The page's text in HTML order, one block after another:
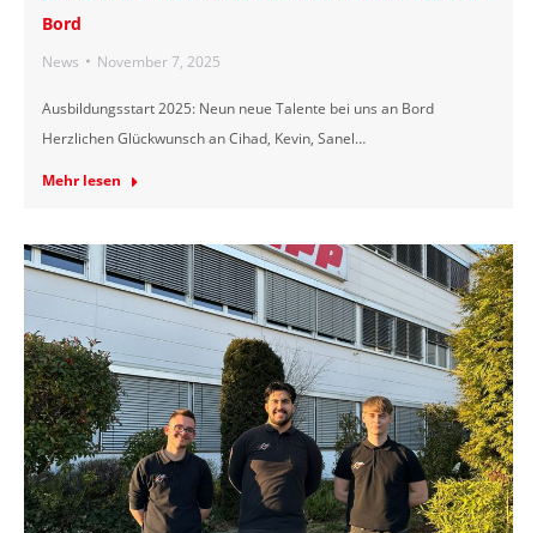
Bord
News November 7, 2025
Ausbildungsstart 2025: Neun neue Talente bei uns an Bord
Herzlichen Glückwunsch an Cihad, Kevin, Sanel…
Mehr lesen